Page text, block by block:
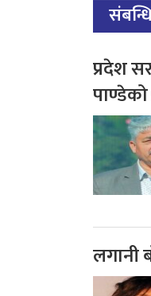
प्रदेश
पाण्डेको
लगानी